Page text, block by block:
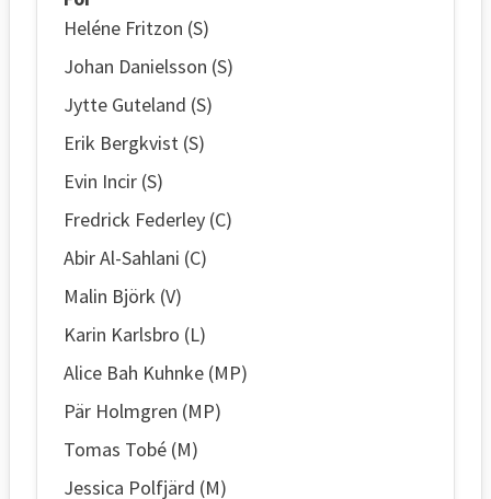
Heléne Fritzon (S)
Johan Danielsson (S)
Jytte Guteland (S)
Erik Bergkvist (S)
Evin Incir (S)
Fredrick Federley (C)
Abir Al-Sahlani (C)
Malin Björk (V)
Karin Karlsbro (L)
Alice Bah Kuhnke (MP)
Pär Holmgren (MP)
Tomas Tobé (M)
Jessica Polfjärd (M)